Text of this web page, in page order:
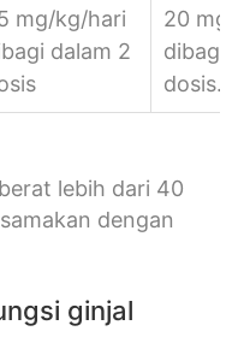
mg/kg/hari
dalam 2
20
dibagi
dosis.
lebih dari 40
dengan
ginjal